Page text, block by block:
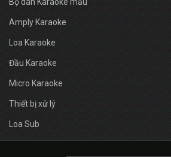
Bộ dàn Karaoke mẫu
Amply Karaoke
Loa Karaoke
Đầu Karaoke
Micro Karaoke
Thiết bị xử lý
Loa Sub